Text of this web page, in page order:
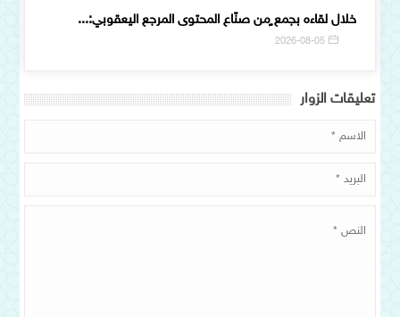
المرجع اليعقوبي لوفد من علماء فلسطين ولبنان: اليأس...
2026-08-03
تعلیقات الزوار